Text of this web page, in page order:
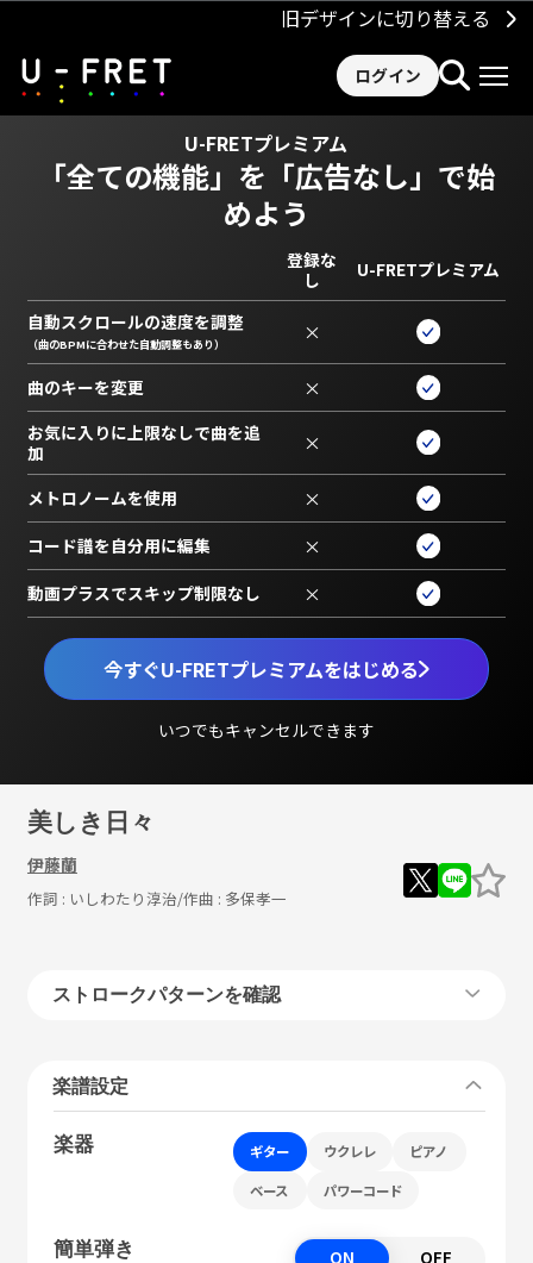
旧デザインに切り替える
ログイン
U-FRETプレミアム
「全ての機能」を 「広告なし」で始
めよう
今すぐU-FRETプレミアムをはじめる
いつでもキャンセルできます
登録な
し
U-FRETプレミアム
自動スクロールの速度を調整
（曲のBPMに合わせた自動調整もあり） ×
曲のキーを変更 ×
お気に入りに上限なしで曲を追
加
×
メトロノームを使用 ×
コード譜を自分用に編集 ×
動画プラスでスキップ制限なし ×
美しき日々
伊藤蘭
作詞 : いしわたり淳治/作曲 : 多保孝一
ストロークパターンを確認
楽譜設定
楽器 ギター ウクレレ ピアノ
ベース パワーコード
簡単弾き ON OFF